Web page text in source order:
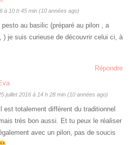
à 10 h 45 min (10 années ago)
pesto au basilic (préparé au pilon , a
) je suis curieuse de découvrir celui ci, à
Répondre
juillet 2016 à 14 h 28 min (10 années ago)
est totalement différent du traditionnel
très bon aussi. Et tu peux le réaliser
avec un pilon, pas de soucis